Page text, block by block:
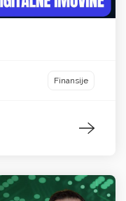
Finansije